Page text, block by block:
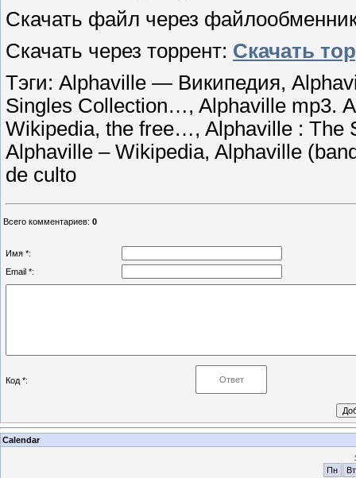
Скачать файл через
Скачать через торрент: Скачать
Тэги: Alphaville — Википедия,
Singles Collection…, Alphaville mp3.
Wikipedia, the free…, Alphaville :
Alphaville – Wikipedia, Alphaville
de culto
Всего комментариев: 0
Имя *:
Email *:
Код *:
Calendar
Пн
Вт